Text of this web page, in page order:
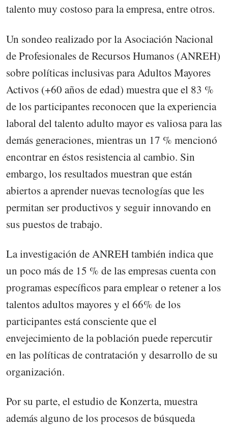
talento muy costoso para la empresa, entre otros.
Un sondeo realizado por la Asociación Nacional
de Profesionales de Recursos Humanos (ANREH)
sobre políticas inclusivas para Adultos Mayores
Activos (+60 años de edad) muestra que el 83 %
de los participantes reconocen que la experiencia
laboral del talento adulto mayor es valiosa para las
demás generaciones, mientras un 17 % mencionó
encontrar en éstos resistencia al cambio. Sin
embargo, los resultados muestran que están
abiertos a aprender nuevas tecnologías que les
permitan ser productivos y seguir innovando en
sus puestos de trabajo.
La investigación de ANREH también indica que
un poco más de 15 % de las empresas cuenta con
programas específicos para emplear o retener a los
talentos adultos mayores y el 66% de los
participantes está consciente que el
envejecimiento de la población puede repercutir
en las políticas de contratación y desarrollo de su
organización.
Por su parte, el estudio de Konzerta, muestra
además alguno de los procesos de búsqueda